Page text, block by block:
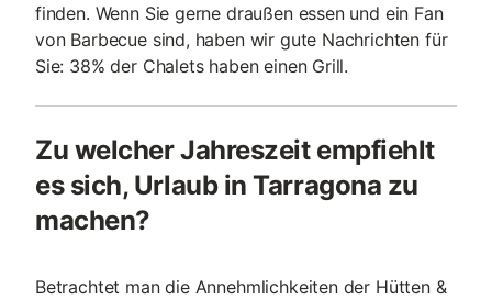
finden. Wenn Sie gerne draußen essen und ein Fan
von Barbecue sind, haben wir gute Nachrichten für
Sie: 38% der Chalets haben einen Grill.
Zu welcher Jahreszeit empfiehlt
es sich, Urlaub in Tarragona zu
machen?
Betrachtet man die Annehmlichkeiten der Hütten &